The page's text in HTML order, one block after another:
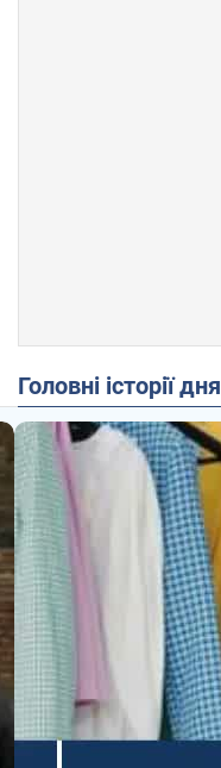
Головні історії дня